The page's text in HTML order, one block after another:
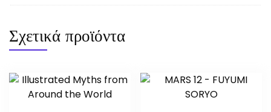
Σχετικά προϊόντα